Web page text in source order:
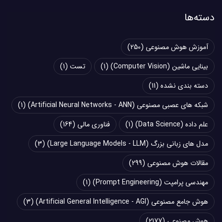
دسته‌ها
آموزش هوش مصنوعی (250)
بینایی ماشین (Computer Vision)
(1) تست (1)
دسته بندی نشده (11)
شبکه های عصبی مصنوعی (Artificial Neural Networks - ANN)
(1)
علم داده (Data Science)
(1) فناوری مالی (164)
مدل های زبانی بزرگ (Large Language Models - LLM)
(3)
مقالات هوش مصنوعی (299)
مهندسی پرامپت (Prompt Engineering)
(1)
هوش جامع مصنوعی (Artificial General Intelligence - AGI)
(3)